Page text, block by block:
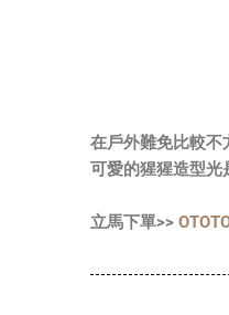
在戶外難免比較不
可愛的猩猩造型光
立馬下單>>